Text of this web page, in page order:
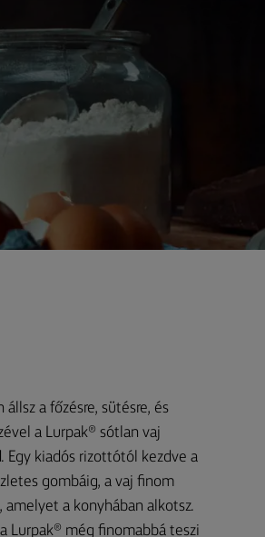
a főzésre, sütésre, és
a Lurpak® sótlan vaj
Egy kiadós rizottótól kezdve a
gombáig, a vaj finom
a konyhában alkotsz.
Lurpak® még finomabbá teszi